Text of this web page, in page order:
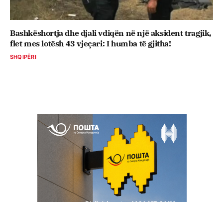
Bashkëshortja dhe djali vdiqën në një aksident tragjik,
flet mes lotësh 43 vjeçari: I humba të gjitha!
SHQIPËRI